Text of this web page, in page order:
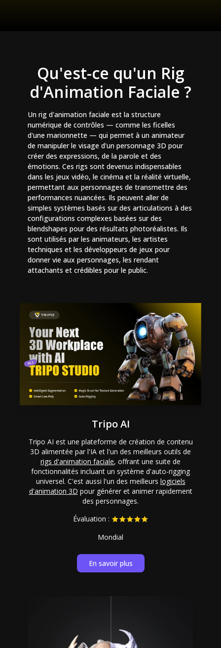
Qu'est-ce qu'un Rig
d'Animation Faciale ?
Un rig d'animation faciale est la structure
numérique de contrôles — comme les ficelles
d'une marionnette — qui permet à un animateur
de manipuler le visage d'un personnage 3D pour
créer des expressions, de la parole et des
émotions. Ces rigs sont devenus indispensables
dans les jeux vidéo, le cinéma et la réalité virtuelle,
permettant aux personnages de transmettre des
performances nuancées. Ils peuvent aller de
simples systèmes basés sur des articulations à des
configurations complexes basées sur des
blendshapes pour des résultats photoréalistes. Ils
sont utilisés par les animateurs, les artistes
techniques et les développeurs de jeux pour
donner vie aux personnages, les rendant
attachants et crédibles pour le public.
Tripo AI
Tripo AI est une plateforme de création de contenu
3D alimentée par l'IA et l'un des meilleurs outils de
rigs d'animation faciale, offrant une suite de
fonctionnalités incluant un système d'auto-rigging
universel. C'est aussi l'un des meilleurs logiciels
d'animation 3D pour générer et animer rapidement
des personnages.
Évaluation :
Mondial
En savoir plus